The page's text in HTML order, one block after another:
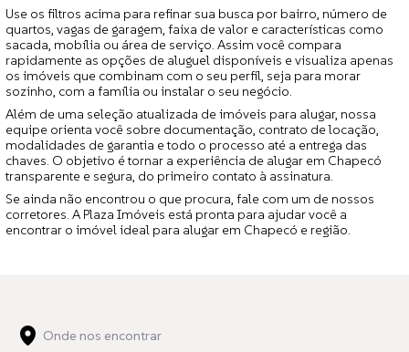
Use os filtros acima para refinar sua busca por bairro, número de
quartos, vagas de garagem, faixa de valor e características como
sacada, mobília ou área de serviço. Assim você compara
rapidamente as opções de aluguel disponíveis e visualiza apenas
os imóveis que combinam com o seu perfil, seja para morar
sozinho, com a família ou instalar o seu negócio.
Além de uma seleção atualizada de imóveis para alugar, nossa
equipe orienta você sobre documentação, contrato de locação,
modalidades de garantia e todo o processo até a entrega das
chaves. O objetivo é tornar a experiência de alugar em Chapecó
transparente e segura, do primeiro contato à assinatura.
Se ainda não encontrou o que procura, fale com um de nossos
corretores. A Plaza Imóveis está pronta para ajudar você a
encontrar o imóvel ideal para alugar em Chapecó e região.
Onde nos encontrar